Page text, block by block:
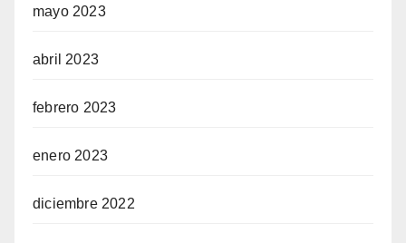
mayo 2023
abril 2023
febrero 2023
enero 2023
diciembre 2022